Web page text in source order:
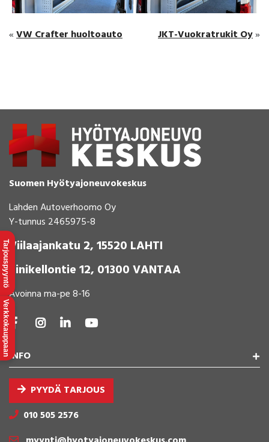
« VW Crafter huoltoauto JKT-Vuokratrukit Oy »
Suomen Hyötyajoneuvokeskus
Lahden Autoverhoomo Oy
Y-tunnus 2465975-8
Viilaajankatu 2, 15520 LAHTI
Sinikellontie 12, 01300 VANTAA
Avoinna ma-pe 8-16
INFO
PYYDÄ TARJOUS
010 505 2576
Tarjouspyyntö
Verkkokauppaan